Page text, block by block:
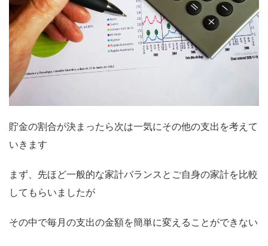
貯金の割合が決まったら次は一気にその他の支出を考えて
いきます
まず、先ほど一般的な家計バランスとご自身の家計を比較
してもらいましたが
その中で毎月の支出の金額を簡単に変えることができない